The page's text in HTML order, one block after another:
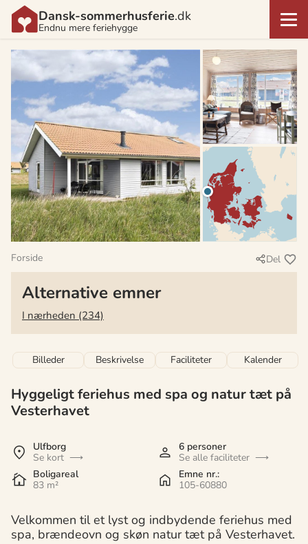
Dansk-sommerhusferie.dk
Endnu mere feriehygge
Forside Del
Alternative emner
I nærheden (234)
Billeder Beskrivelse Faciliteter Kalender
Hyggeligt feriehus med spa og natur tæt på
Vesterhavet
Ulfborg
Se kort
6 personer
Se alle faciliteter
Boligareal
83 m²
Emne nr.:
105-60880
Velkommen til et lyst og indbydende feriehus med
spa, brændeovn og skøn natur tæt på Vesterhavet.